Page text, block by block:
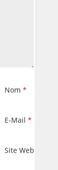
Nom *
E-Mail *
Site Web